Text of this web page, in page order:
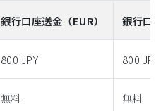
銀行口座送金 （EUR） 銀行口
800 JPY 800 JPY
無料 無料